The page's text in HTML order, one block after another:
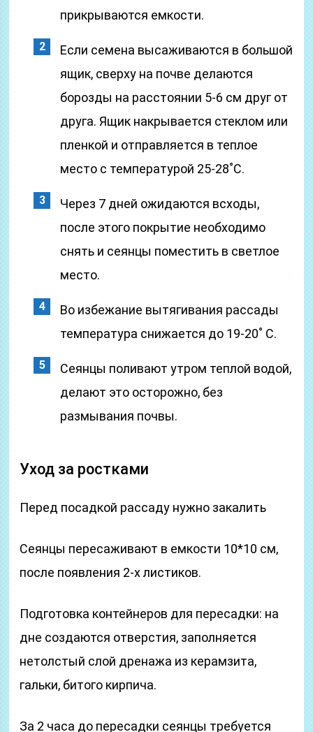
прикрываются емкости.
Если семена высаживаются в большой
ящик, сверху на почве делаются
борозды на расстоянии 5-6 см друг от
друга. Ящик накрывается стеклом или
пленкой и отправляется в теплое
место с температурой 25-28˚С.
Через 7 дней ожидаются всходы,
после этого покрытие необходимо
снять и сеянцы поместить в светлое
место.
Во избежание вытягивания рассады
температура снижается до 19-20˚ С.
Сеянцы поливают утром теплой водой,
делают это осторожно, без
размывания почвы.
Уход за ростками
Перед посадкой рассаду нужно закалить
Сеянцы пересаживают в емкости 10*10 см,
после появления 2-х листиков.
Подготовка контейнеров для пересадки: на
дне создаются отверстия, заполняется
нетолстый слой дренажа из керамзита,
гальки, битого кирпича.
За 2 часа до пересадки сеянцы требуется